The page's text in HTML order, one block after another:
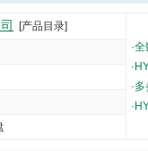
[产品目录]
·全
·
·多
·